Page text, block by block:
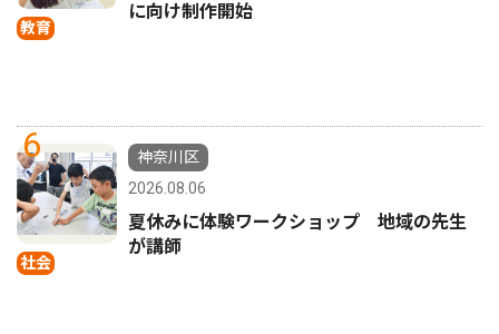
教育
に向け制作開始
6
社会
神奈川区
2026.08.06
夏休みに体験ワークショップ 地域の先生
が講師